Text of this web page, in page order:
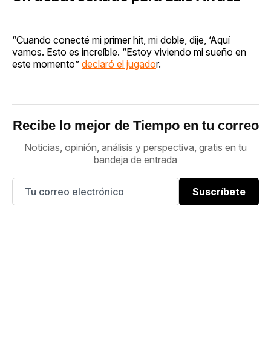
“Cuando conecté mi primer hit, mi doble, dije, ‘Aquí
vamos. Esto es increíble. “Estoy viviendo mi sueño en
este momento” declaró el jugador.
Recibe lo mejor de Tiempo en tu correo
Noticias, opinión, análisis y perspectiva, gratis en tu
bandeja de entrada
Suscríbete